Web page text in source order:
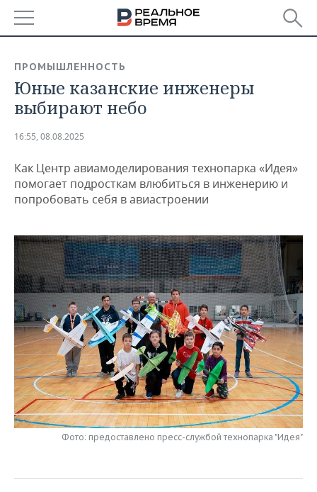
БАШКОРТОСТАН
ТАТАРСТАН
НОВОСТИ
АНАЛИТИКА
ДЕКЛАРАЦИИ О ДОХОДАХ
ВУЗЫ ТАТАРСТАНА
КОМУ ПРИНАДЛЕЖАТ
ТОРГОВЫЕ ЦЕНТРЫ
ТАТАРСТАНА
НОВОСТИ ЭКОНОМИКИ
БАНКИ
БЮДЖЕТ
ИНВЕСТИЦИИ
ПРОМЫШЛЕННОСТЬ
АГРОПРОМ
МАШИНОСТРОЕНИЕ
НЕФТЕХИМИЯ
НЕФТЬ
ОПК
ЭНЕРГЕТИКА
НОВОСТИ НЕДВИЖИМОСТИ
АВТО
НОВОСТИ АВТО
БИЗНЕС
НОВОСТИ БИЗНЕСА
РОЗНИЧНАЯ ТОРГОВЛЯ
ТРАНСПОРТ
УСЛУГИ
ТЕХНОЛОГИИ
НОВОСТИ ТЕХНОЛОГИЙ
IT
МЕДИА
ТЕЛЕКОММУНИКАЦИИ
МЕРОПРИЯТИЯ
НОВОСТИ МЕРОПРИЯТИЙ
ВЫЕЗДНАЯ РЕДАКЦИЯ
БИЗНЕС-БРАНЧИ
ONLINE-КОНФЕРЕНЦИИ
СПОРТ
НОВОСТИ СПОРТА
ФУТБОЛ
ХОККЕЙ
ОБЩЕСТВО
НОВОСТИ ОБЩЕСТВА
ВЛАСТЬ
ФОТОГАЛЕРЕЯ
СЮЖЕТЫ
ПРОМЫШЛЕННОСТЬ
Юные казанские инженеры
выбирают небо
16:55, 08.08.2025
Как Центр авиамоделирования технопарка «Идея»
помогает подросткам влюбиться в инженерию и
попробовать себя в авиастроении
Фото: предоставлено пресс-службой технопарка "Идея"